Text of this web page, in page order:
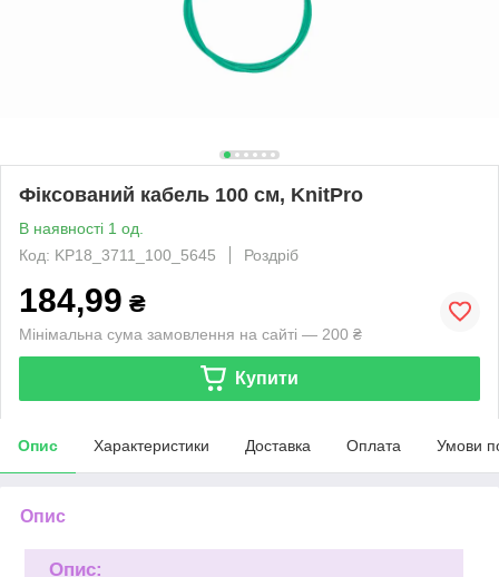
Фіксований кабель 100 см, KnitPro
В наявності 1 од.
Код: KP18_3711_100_5645
Роздріб
184,99 ₴
Мінімальна сума замовлення на сайті — 200 ₴
Купити
Опис Характеристики Доставка Оплата Умови
Опис
Опис: